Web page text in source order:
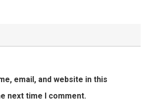
email, and website in this
next time I comment.